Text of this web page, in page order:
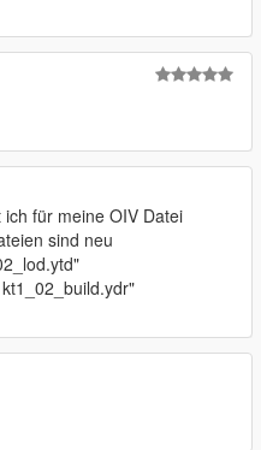
ich für meine OIV Datei
sind neu